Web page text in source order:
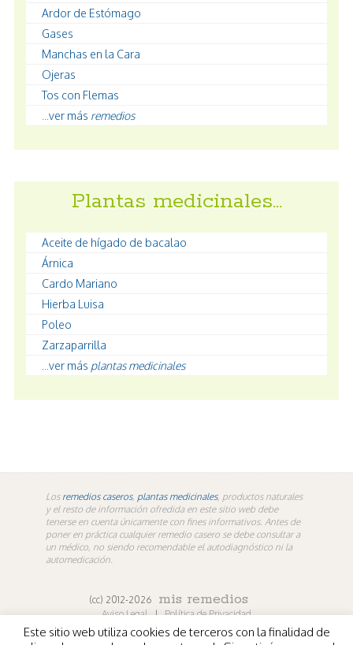
Ardor de Estómago
Gases
Manchas en la Cara
Ojeras
Tos con Flemas
...ver más remedios
Plantas medicinales…
Aceite de hígado de bacalao
Árnica
Cardo Mariano
Hierba Luisa
Poleo
Zarzaparrilla
...ver más plantas medicinales
Los remedios caseros, plantas medicinales, productos naturales
y el resto de información ofredida en este sitio web debe
tenerse en cuenta únicamente con fines informativos. Antes de
poner en práctica cualquier remedio casero se debe consultar a
un médico, no siendo recomendable el autodiagnóstico ni la
automedicación.
(cc) 2012-2026 mis remedios
Aviso Legal | Política de Privacidad
Este sitio web utiliza cookies de terceros con la finalidad de